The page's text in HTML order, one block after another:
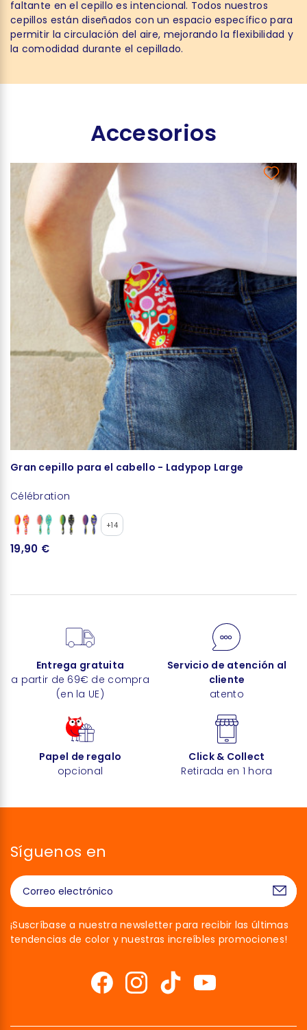
faltante en el cepillo es intencional. Todos nuestros
cepillos están diseñados con un espacio específico para
permitir la circulación del aire, mejorando la flexibilidad y
la comodidad durante el cepillado.
Accesorios
Gran cepillo para el cabello - Ladypop Large
Célébration
+14
19,90 €
Entrega gratuita
a partir de 69€ de compra
(en la UE)
Servicio de atención al
cliente
atento
Papel de regalo
opcional
Click & Collect
Retirada en 1 hora
Síguenos en
¡Suscríbase a nuestra newsletter para recibir las últimas
tendencias de color y nuestras increíbles promociones!